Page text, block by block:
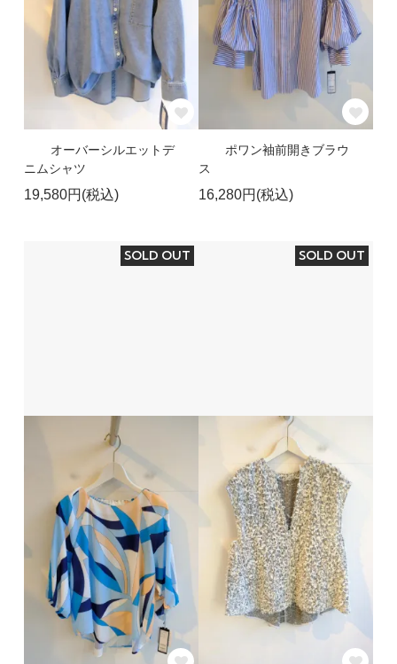
オーバーシルエットデ
ニムシャツ
19,580円(税込)
ポワン袖前開きブラウ
ス
16,280円(税込)
SOLD OUT SOLD OUT